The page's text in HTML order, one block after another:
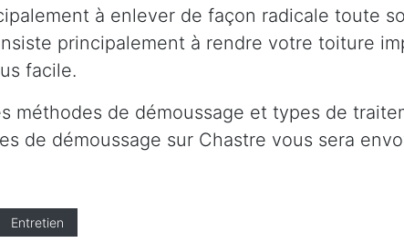
à enlever de façon radicale toute
principalement à rendre votre toiture
facile.
méthodes de démoussage et types de
de démoussage sur Chastre vous sera
Entretien